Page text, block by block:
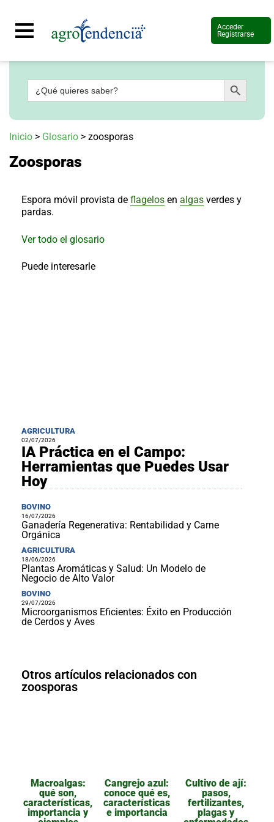
Acceder
Registrarse
Señal
en
más
Agrotendencia
Planes
Glosario
suscríbete
Contáctenos
Hidroponía
Pastos
Forrajes
Ovinos
caprinos
Post-
Cosecha
Buscar: Botón de búsqueda
Inicio > Glosario > zoosporas
Zoosporas
Espora móvil provista de flagelos en algas verdes y
pardas.
Ver todo el glosario
Puede interesarle
AGRICULTURA
02/07/2026
IA Práctica en el Campo:
Herramientas que Puedes Usar
Hoy
BOVINO
16/07/2026
Ganadería Regenerativa: Rentabilidad y Carne
Orgánica
AGRICULTURA
18/06/2026
Plantas Aromáticas y Salud: Un Modelo de
Negocio de Alto Valor
BOVINO
29/07/2026
Microorganismos Eficientes: Éxito en Producción
de Cerdos y Aves
Otros artículos relacionados con
zoosporas
Macroalgas:
qué son,
características,
importancia y
Cangrejo azul:
conoce qué es,
características
e importancia
Cultivo de ají:
pasos,
fertilizantes,
plagas y